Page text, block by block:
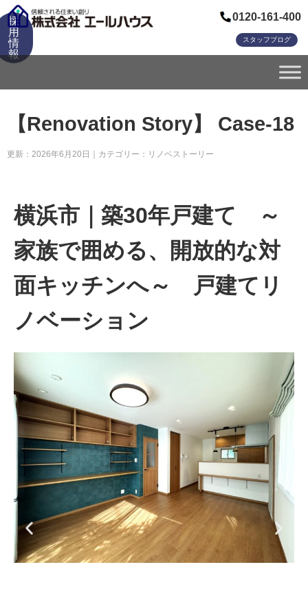
採
用
情
報
スタッフブログ
0120-161-400
【Renovation Story】 Case-18
更新：2026年6月20日｜カテゴリー： リノベストーリー
横浜市｜築30年戸建て ～
家族で囲める、開放的な対
面キッチンへ～ 戸建てリ
ノベーション